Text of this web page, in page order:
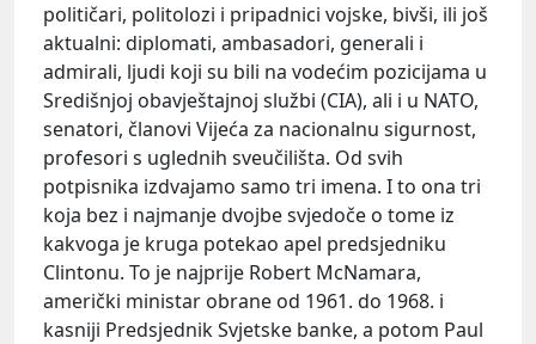
političari, politolozi i pripadnici vojske, bivši, ili još
aktualni: diplomati, ambasadori, generali i
admirali, ljudi koji su bili na vodećim pozicijama u
Središnjoj obavještajnoj službi (CIA), ali i u NATO,
senatori, članovi Vijeća za nacionalnu sigurnost,
profesori s uglednih sveučilišta. Od svih
potpisnika izdvajamo samo tri imena. I to ona tri
koja bez i najmanje dvojbe svjedoče o tome iz
kakvoga je kruga potekao apel predsjedniku
Clintonu. To je najprije Robert McNamara,
američki ministar obrane od 1961. do 1968. i
kasniji Predsjednik Svjetske banke, a potom Paul